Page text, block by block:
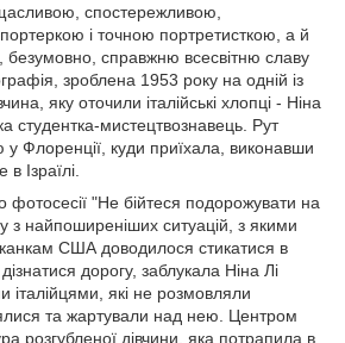
спостережливою,
і точною портретисткою, а й
безумовно, справжню всесвітню славу
зроблена 1953 року на одній із
яку оточили італійські хлопці - Ніна
студентка-мистецтвознавець. Рут
Флоренції, куди приїхала, виконавши
Ізраїлі.
фотосесії "Не бійтеся подорожувати на
з найпоширеніших ситуацій, з якими
США доводилося стикатися в
дорогу, заблукала Ніна Лі
італійцями, які не розмовляли
та жартували над нею. Центром
розгубленої дівчини, яка потрапила в